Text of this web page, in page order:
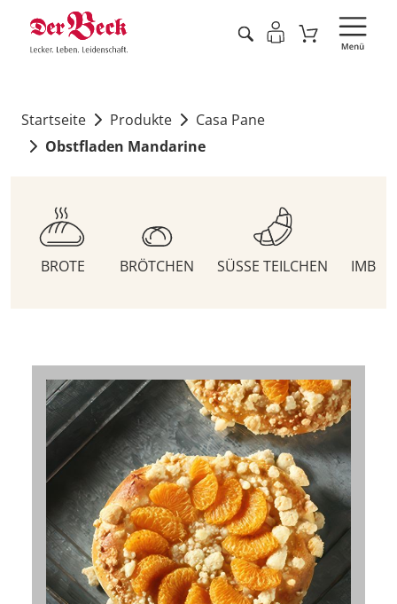
Startseite Produkte
Casa Pane
Obstfladen Mandarine
BROTE BRÖTCHEN SÜSSE TEILCHEN